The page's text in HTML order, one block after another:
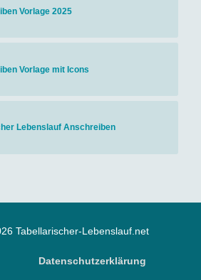
Vorlage 2025
Vorlage mit Icons
Lebenslauf Anschreiben
Tabellarischer-Lebenslauf.net
Datenschutzerklärung